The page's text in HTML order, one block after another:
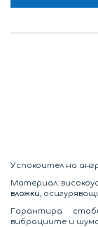
Успокоител на
Материал:
вложки,
Гарантира
вибрациите и